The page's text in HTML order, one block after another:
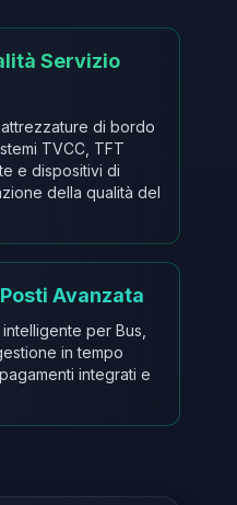
Servizio
di bordo
TVCC, TFT
e dispositivi di
della qualità del
Avanzata
per Bus,
in tempo
integrati e